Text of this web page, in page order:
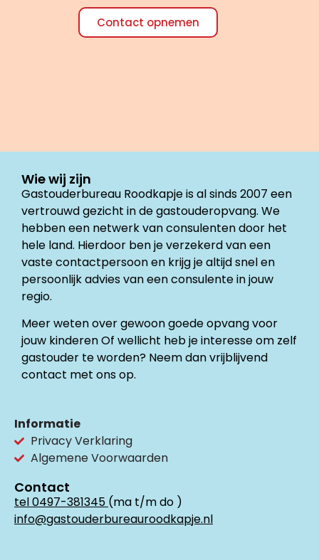
Contact opnemen
Wie wij zijn
Gastouderbureau Roodkapje is al sinds 2007 een
vertrouwd gezicht in de gastouderopvang. We
hebben een netwerk van consulenten door het
hele land. Hierdoor ben je verzekerd van een
vaste contactpersoon en krijg je altijd snel en
persoonlijk advies van een consulente in jouw
regio.
Meer weten over gewoon goede opvang voor
jouw kinderen Of wellicht heb je interesse om zelf
gastouder te worden? Neem dan vrijblijvend
contact met ons op.
Informatie
Privacy Verklaring
Algemene Voorwaarden
Contact
tel 0497-381345 (ma t/m do )
info@gastouderbureauroodkapje.nl